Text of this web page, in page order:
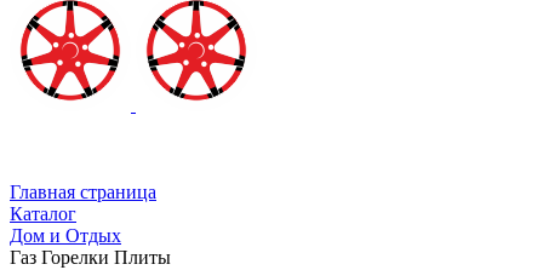
Главная страница
Каталог
Дом и Отдых
Газ Горелки Плиты